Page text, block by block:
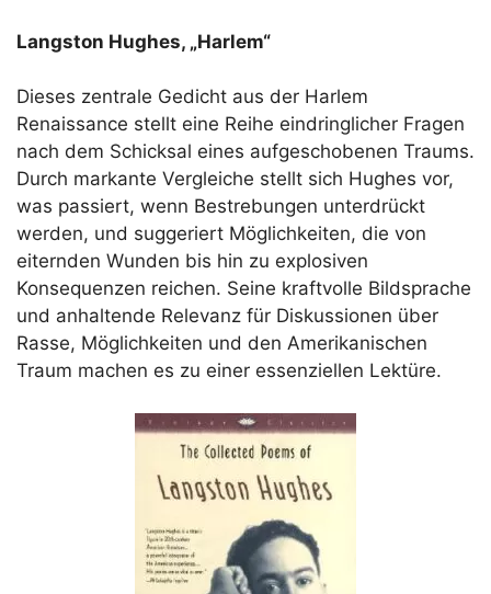
Langston Hughes, „Harlem“
Dieses zentrale Gedicht aus der Harlem
Renaissance stellt eine Reihe eindringlicher Fragen
nach dem Schicksal eines aufgeschobenen Traums.
Durch markante Vergleiche stellt sich Hughes vor,
was passiert, wenn Bestrebungen unterdrückt
werden, und suggeriert Möglichkeiten, die von
eiternden Wunden bis hin zu explosiven
Konsequenzen reichen. Seine kraftvolle Bildsprache
und anhaltende Relevanz für Diskussionen über
Rasse, Möglichkeiten und den Amerikanischen
Traum machen es zu einer essenziellen Lektüre.